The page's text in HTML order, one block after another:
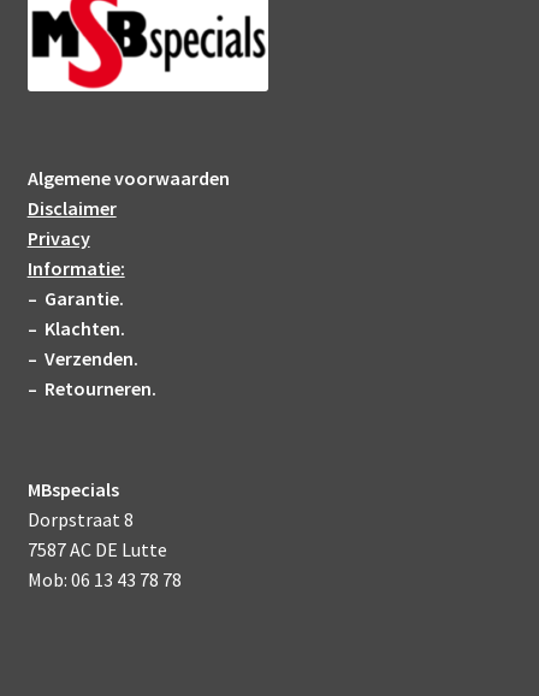
Algemene voorwaarden
Disclaimer
Privacy
Informatie:
– Garantie.
– Klachten.
– Verzenden.
– Retourneren.
MBspecials
Dorpstraat 8
7587 AC DE Lutte
Mob: 06 13 43 78 78